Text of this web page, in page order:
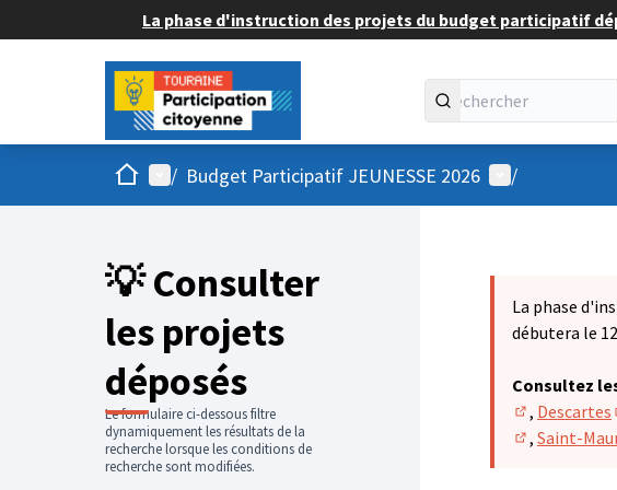
La phase d'instruction des projets du budget participatif
AccueilMenu principal
/ Budget Participatif JEUNESSE 2026 Menu utilisateur
/
💡 Consulter
les projets
déposés
Le formulaire ci-dessous filtre
dynamiquement les résultats de la
recherche lorsque les conditions de
recherche sont modifiées.
La phase
débutera le
Consultez
(S'ouvre
, Descartes
, Saint-